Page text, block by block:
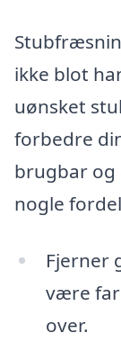
ikke blot
uønsket
forbedre
brugbar
nogle
Fjerner
være
over.